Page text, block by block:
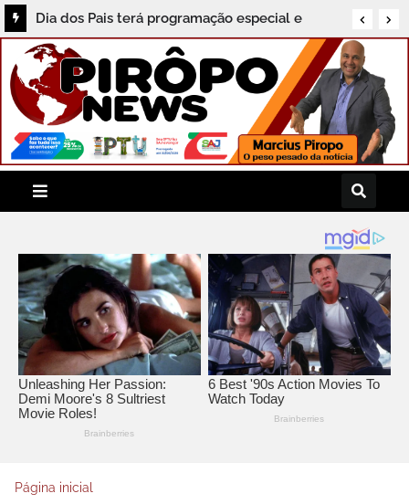
AVC antes dos 40: Bahia registra alta de quase
50% nas internações de jovens
Página inicial